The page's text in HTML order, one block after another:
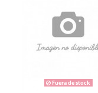
Fuera de stock